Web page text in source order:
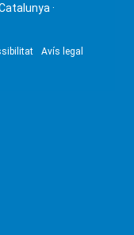
·
Avís legal